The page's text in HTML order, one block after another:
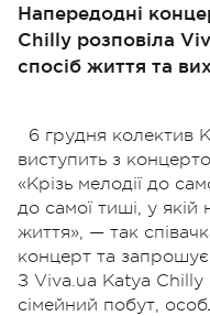
Напередодні
Chilly розповіла
спосіб життя та
6 грудня колектив
виступить з
«Крізь мелодії до
до самої тиші, у якій
життя», — так
концерт та запрошує
З Viva.ua Katya Chilly
сімейний побут,